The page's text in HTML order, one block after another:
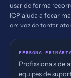
usar de forma
ICP ajuda a focar
em vez de tentar
PERSONA PRIMÁRIA
Profissionais de
equipes de